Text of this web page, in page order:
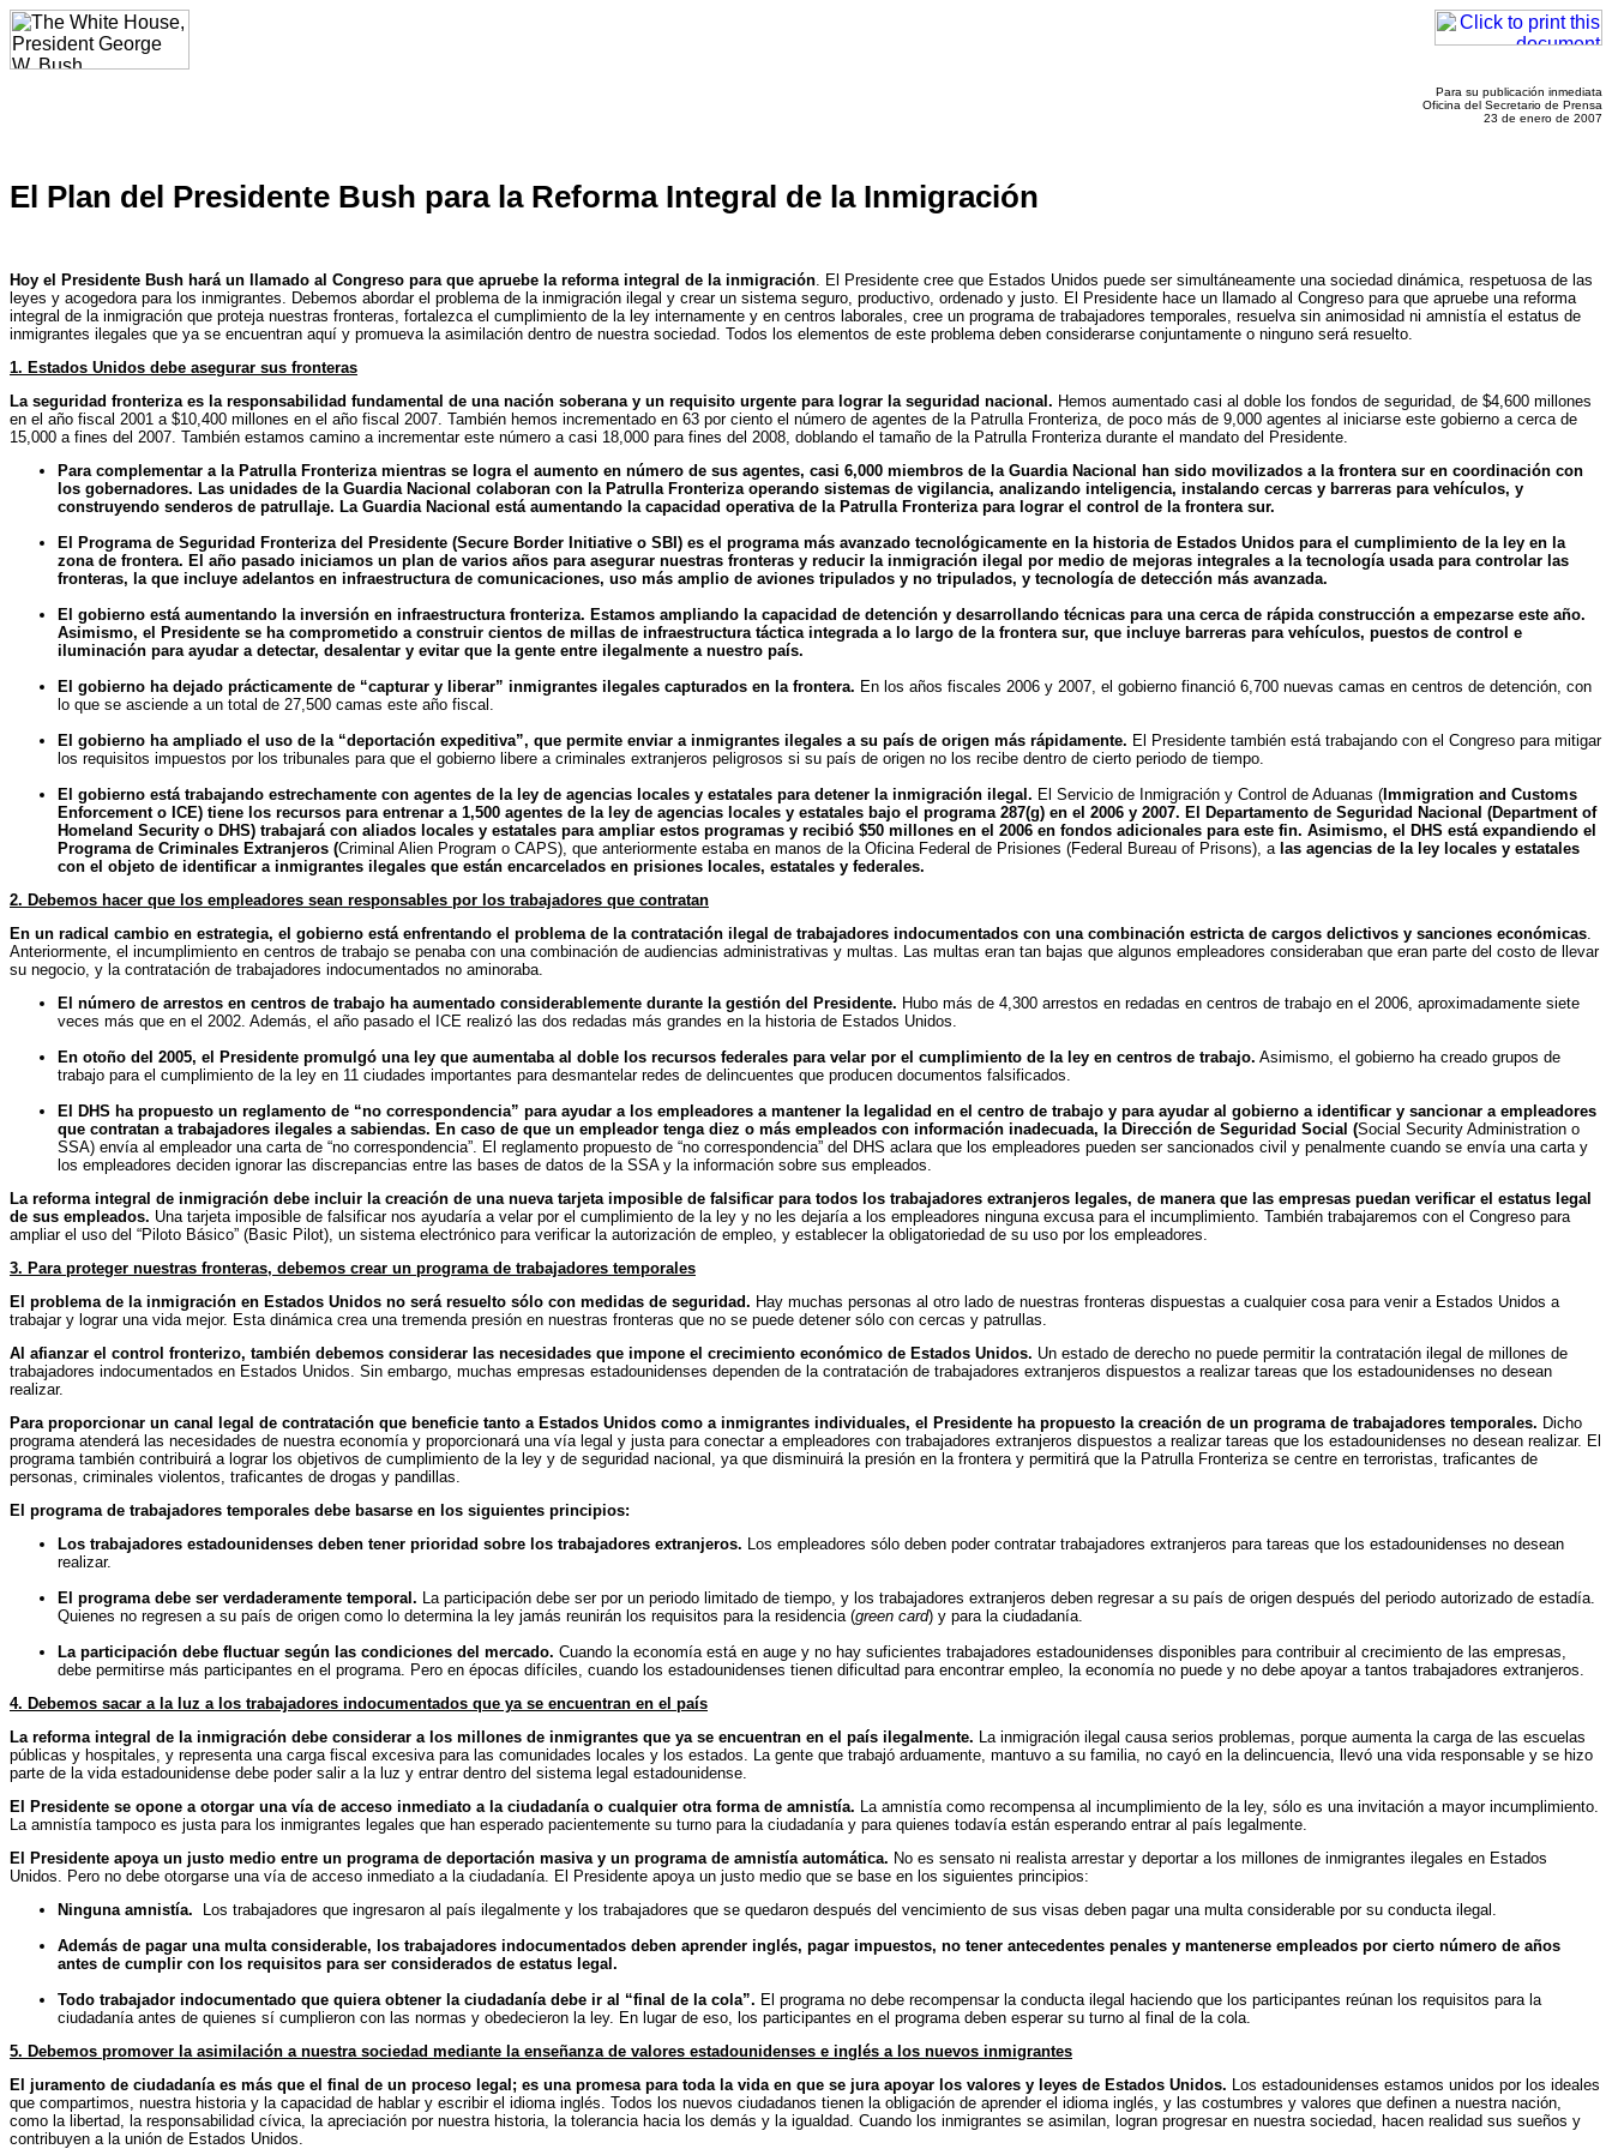
Para su publicación inmediata
Oficina del Secretario de Prensa
23 de enero de 2007
El Plan del Presidente Bush para la Reforma Integral de la Inmigración
Hoy el Presidente Bush hará un llamado al Congreso para que apruebe la reforma integral de la inmigración . El Presidente cree que Estados Unidos puede ser simultáneamente una sociedad dinámica, respetuosa de las
leyes y acogedora para los inmigrantes. Debemos abordar el problema de la inmigración ilegal y crear un sistema seguro, productivo, ordenado y justo. El Presidente hace un llamado al Congreso para que apruebe una reforma
integral de la inmigración que proteja nuestras fronteras, fortalezca el cumplimiento de la ley internamente y en centros laborales, cree un programa de trabajadores temporales, resuelva sin animosidad ni amnistía el estatus de
inmigrantes ilegales que ya se encuentran aquí y promueva la asimilación dentro de nuestra sociedad. Todos los elementos de este problema deben considerarse conjuntamente o ninguno será resuelto.
1. Estados Unidos debe asegurar sus fronteras
La seguridad fronteriza es la responsabilidad fundamental de una nación soberana y un requisito urgente para lograr la seguridad nacional. Hemos aumentado casi al doble los fondos de seguridad, de $4,600 millones
en el año fiscal 2001 a $10,400 millones en el año fiscal 2007. También hemos incrementado en 63 por ciento el número de agentes de la Patrulla Fronteriza, de poco más de 9,000 agentes al iniciarse este gobierno a cerca de
15,000 a fines del 2007. También estamos camino a incrementar este número a casi 18,000 para fines del 2008, doblando el tamaño de la Patrulla Fronteriza durante el mandato del Presidente.
Para complementar a la Patrulla Fronteriza mientras se logra el aumento en número de sus agentes, casi 6,000 miembros de la Guardia Nacional han sido movilizados a la frontera sur en coordinación con
los gobernadores. Las unidades de la Guardia Nacional colaboran con la Patrulla Fronteriza operando sistemas de vigilancia, analizando inteligencia, instalando cercas y barreras para vehículos, y
construyendo senderos de patrullaje. La Guardia Nacional está aumentando la capacidad operativa de la Patrulla Fronteriza para lograr el control de la frontera sur.
El Programa de Seguridad Fronteriza del Presidente (Secure Border Initiative o SBI) es el programa más avanzado tecnológicamente en la historia de Estados Unidos para el cumplimiento de la ley en la
zona de frontera. El año pasado iniciamos un plan de varios años para asegurar nuestras fronteras y reducir la inmigración ilegal por medio de mejoras integrales a la tecnología usada para controlar las
fronteras, la que incluye adelantos en infraestructura de comunicaciones, uso más amplio de aviones tripulados y no tripulados, y tecnología de detección más avanzada.
El gobierno está aumentando la inversión en infraestructura fronteriza. Estamos ampliando la capacidad de detención y desarrollando técnicas para una cerca de rápida construcción a empezarse este año.
Asimismo, el Presidente se ha comprometido a construir cientos de millas de infraestructura táctica integrada a lo largo de la frontera sur, que incluye barreras para vehículos, puestos de control e
iluminación para ayudar a detectar, desalentar y evitar que la gente entre ilegalmente a nuestro país.
El gobierno ha dejado prácticamente de “capturar y liberar” inmigrantes ilegales capturados en la frontera. En los años fiscales 2006 y 2007, el gobierno financió 6,700 nuevas camas en centros de detención, con
lo que se asciende a un total de 27,500 camas este año fiscal.
El gobierno ha ampliado el uso de la “deportación expeditiva”, que permite enviar a inmigrantes ilegales a su país de origen más rápidamente. El Presidente también está trabajando con el Congreso para mitigar
los requisitos impuestos por los tribunales para que el gobierno libere a criminales extranjeros peligrosos si su país de origen no los recibe dentro de cierto periodo de tiempo.
El gobierno está trabajando estrechamente con agentes de la ley de agencias locales y estatales para detener la inmigración ilegal. El Servicio de Inmigración y Control de Aduanas ( Immigration and Customs
Enforcement o ICE) tiene los recursos para entrenar a 1,500 agentes de la ley de agencias locales y estatales bajo el programa 287(g) en el 2006 y 2007. El Departamento de Seguridad Nacional (Department of
Homeland Security o DHS) trabajará con aliados locales y estatales para ampliar estos programas y recibió $50 millones en el 2006 en fondos adicionales para este fin. Asimismo, el DHS está expandiendo el
Programa de Criminales Extranjeros (Criminal Alien Program o CAPS), que anteriormente estaba en manos de la Oficina Federal de Prisiones (Federal Bureau of Prisons), a las agencias de la ley locales y estatales
con el objeto de identificar a inmigrantes ilegales que están encarcelados en prisiones locales, estatales y federales.
2. Debemos hacer que los empleadores sean responsables por los trabajadores que contratan
En un radical cambio en estrategia, el gobierno está enfrentando el problema de la contratación ilegal de trabajadores indocumentados con una combinación estricta de cargos delictivos y sanciones económicas
Anteriormente, el incumplimiento en centros de trabajo se penaba con una combinación de audiencias administrativas y multas. Las multas eran tan bajas que algunos empleadores consideraban que eran parte del costo de llevar
su negocio, y la contratación de trabajadores indocumentados no aminoraba.
El número de arrestos en centros de trabajo ha aumentado considerablemente durante la gestión del Presidente. Hubo más de 4,300 arrestos en redadas en centros de trabajo en el 2006, aproximadamente siete
veces más que en el 2002. Además, el año pasado el ICE realizó las dos redadas más grandes en la historia de Estados Unidos.
En otoño del 2005, el Presidente promulgó una ley que aumentaba al doble los recursos federales para velar por el cumplimiento de la ley en centros de trabajo. Asimismo, el gobierno ha creado grupos de
trabajo para el cumplimiento de la ley en 11 ciudades importantes para desmantelar redes de delincuentes que producen documentos falsificados.
El DHS ha propuesto un reglamento de “no correspondencia” para ayudar a los empleadores a mantener la legalidad en el centro de trabajo y para ayudar al gobierno a identificar y sancionar a empleadores
que contratan a trabajadores ilegales a sabiendas. En caso de que un empleador tenga diez o más empleados con información inadecuada, la Dirección de Seguridad Social (Social Security Administration o
SSA) envía al empleador una carta de “no correspondencia”. El reglamento propuesto de “no correspondencia” del DHS aclara que los empleadores pueden ser sancionados civil y penalmente cuando se envía una carta y
los empleadores deciden ignorar las discrepancias entre las bases de datos de la SSA y la información sobre sus empleados.
La reforma integral de inmigración debe incluir la creación de una nueva tarjeta imposible de falsificar para todos los trabajadores extranjeros legales, de manera que las empresas puedan verificar el estatus legal
de sus empleados. Una tarjeta imposible de falsificar nos ayudaría a velar por el cumplimiento de la ley y no les dejaría a los empleadores ninguna excusa para el incumplimiento. También trabajaremos con el Congreso para
ampliar el uso del “Piloto Básico” (Basic Pilot), un sistema electrónico para verificar la autorización de empleo, y establecer la obligatoriedad de su uso por los empleadores.
3. Para proteger nuestras fronteras, debemos crear un programa de trabajadores temporales
El problema de la inmigración en Estados Unidos no será resuelto sólo con medidas de seguridad. Hay muchas personas al otro lado de nuestras fronteras dispuestas a cualquier cosa para venir a Estados Unidos a
trabajar y lograr una vida mejor. Esta dinámica crea una tremenda presión en nuestras fronteras que no se puede detener sólo con cercas y patrullas.
Al afianzar el control fronterizo, también debemos considerar las necesidades que impone el crecimiento económico de Estados Unidos. Un estado de derecho no puede permitir la contratación ilegal de millones de
trabajadores indocumentados en Estados Unidos. Sin embargo, muchas empresas estadounidenses dependen de la contratación de trabajadores extranjeros dispuestos a realizar tareas que los estadounidenses no desean
realizar.
Para proporcionar un canal legal de contratación que beneficie tanto a Estados Unidos como a inmigrantes individuales, el Presidente ha propuesto la creación de un programa de trabajadores temporales. Dicho
programa atenderá las necesidades de nuestra economía y proporcionará una vía legal y justa para conectar a empleadores con trabajadores extranjeros dispuestos a realizar tareas que los estadounidenses no desean realizar. El
programa también contribuirá a lograr los objetivos de cumplimiento de la ley y de seguridad nacional, ya que disminuirá la presión en la frontera y permitirá que la Patrulla Fronteriza se centre en terroristas, traficantes de
personas, criminales violentos, traficantes de drogas y pandillas.
El programa de trabajadores temporales debe basarse en los siguientes principios:
Los trabajadores estadounidenses deben tener prioridad sobre los trabajadores extranjeros. Los empleadores sólo deben poder contratar trabajadores extranjeros para tareas que los estadounidenses no desean
realizar.
El programa debe ser verdaderamente temporal. La participación debe ser por un periodo limitado de tiempo, y los trabajadores extranjeros deben regresar a su país de origen después del periodo autorizado de estadía.
Quienes no regresen a su país de origen como lo determina la ley jamás reunirán los requisitos para la residencia (green card) y para la ciudadanía.
La participación debe fluctuar según las condiciones del mercado. Cuando la economía está en auge y no hay suficientes trabajadores estadounidenses disponibles para contribuir al crecimiento de las empresas,
debe permitirse más participantes en el programa. Pero en épocas difíciles, cuando los estadounidenses tienen dificultad para encontrar empleo, la economía no puede y no debe apoyar a tantos trabajadores extranjeros.
4. Debemos sacar a la luz a los trabajadores indocumentados que ya se encuentran en el país
La reforma integral de la inmigración debe considerar a los millones de inmigrantes que ya se encuentran en el país ilegalmente. La inmigración ilegal causa serios problemas, porque aumenta la carga de las escuelas
públicas y hospitales, y representa una carga fiscal excesiva para las comunidades locales y los estados. La gente que trabajó arduamente, mantuvo a su familia, no cayó en la delincuencia, llevó una vida responsable y se hizo
parte de la vida estadounidense debe poder salir a la luz y entrar dentro del sistema legal estadounidense.
El Presidente se opone a otorgar una vía de acceso inmediato a la ciudadanía o cualquier otra forma de amnistía. La amnistía como recompensa al incumplimiento de la ley, sólo es una invitación a mayor incumplimiento.
La amnistía tampoco es justa para los inmigrantes legales que han esperado pacientemente su turno para la ciudadanía y para quienes todavía están esperando entrar al país legalmente.
El Presidente apoya un justo medio entre un programa de deportación masiva y un programa de amnistía automática. No es sensato ni realista arrestar y deportar a los millones de inmigrantes ilegales en Estados
Unidos. Pero no debe otorgarse una vía de acceso inmediato a la ciudadanía. El Presidente apoya un justo medio que se base en los siguientes principios:
Ninguna amnistía.
Los trabajadores que ingresaron al país ilegalmente y los trabajadores que se quedaron después del vencimiento de sus visas deben pagar una multa considerable por su conducta ilegal.
Además de pagar una multa considerable, los trabajadores indocumentados deben aprender inglés, pagar impuestos, no tener antecedentes penales y mantenerse empleados por cierto número de años
antes de cumplir con los requisitos para ser considerados de estatus legal.
Todo trabajador indocumentado que quiera obtener la ciudadanía debe ir al “final de la cola”. El programa no debe recompensar la conducta ilegal haciendo que los participantes reúnan los requisitos para la
ciudadanía antes de quienes sí cumplieron con las normas y obedecieron la ley. En lugar de eso, los participantes en el programa deben esperar su turno al final de la cola.
5. Debemos promover la asimilación a nuestra sociedad mediante la enseñanza de valores estadounidenses e inglés a los nuevos inmigrantes
El juramento de ciudadanía es más que el final de un proceso legal; es una promesa para toda la vida en que se jura apoyar los valores y leyes de Estados Unidos. Los estadounidenses estamos unidos por los ideales
que compartimos, nuestra historia y la capacidad de hablar y escribir el idioma inglés. Todos los nuevos ciudadanos tienen la obligación de aprender el idioma inglés, y las costumbres y valores que definen a nuestra nación,
como la libertad, la responsabilidad cívica, la apreciación por nuestra historia, la tolerancia hacia los demás y la igualdad. Cuando los inmigrantes se asimilan, logran progresar en nuestra sociedad, hacen realidad sus sueños y
contribuyen a la unión de Estados Unidos.